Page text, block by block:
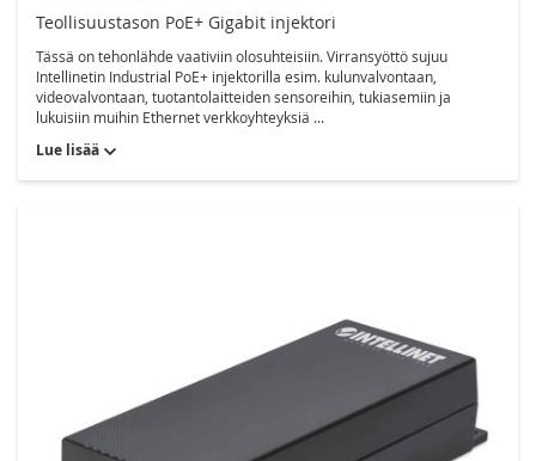
Teollisuustason PoE+ Gigabit injektori
Tässä on tehonlähde vaativiin olosuhteisiin. Virransyöttö sujuu
Intellinetin Industrial PoE+ injektorilla esim. kulunvalvontaan,
videovalvontaan, tuotantolaitteiden sensoreihin, tukiasemiin ja
lukuisiin muihin Ethernet verkkoyhteyksiä ...
Lue lisää